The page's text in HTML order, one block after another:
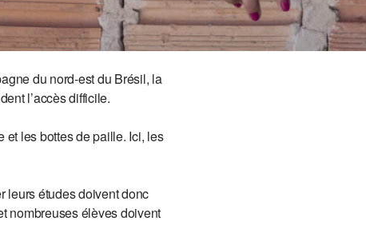
du nord-est du Brésil, la
l’accès difficile.
et les bottes de paille. Ici, les
leurs études doivent donc
nombreuses élèves doivent